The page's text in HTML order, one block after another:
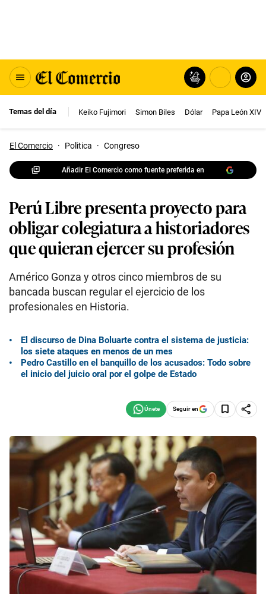
Temas del día Keiko Fujimori Simon Biles Dólar Papa León XIV
El Comercio · Politica · Congreso
Añadir El Comercio como fuente preferida en
Perú Libre presenta proyecto para
obligar colegiatura a historiadores
que quieran ejercer su profesión
Américo Gonza y otros cinco miembros de su
bancada buscan regular el ejercicio de los
profesionales en Historia.
El discurso de Dina Boluarte contra el sistema de justicia:
los siete ataques en menos de un mes
Pedro Castillo en el banquillo de los acusados: Todo sobre
el inicio del juicio oral por el golpe de Estado
Seguir en